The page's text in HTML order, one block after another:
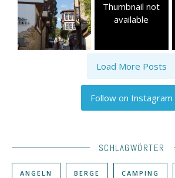
Thumbnail not
available
Load More Posts
Follow on Instagram
SCHLAGWÖRTER
ANGELN BERGE CAMPING